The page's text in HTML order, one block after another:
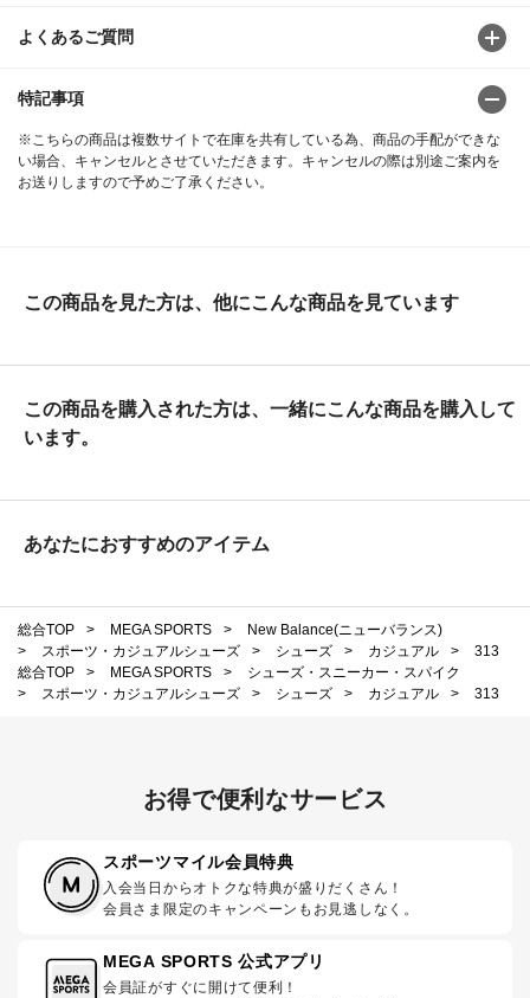
よくあるご質問
特記事項
※こちらの商品は複数サイトで在庫を共有している為、商品の手配ができな
い場合、キャンセルとさせていただきます。キャンセルの際は別途ご案内を
お送りしますので予めご了承ください。
この商品を見た方は、他にこんな商品を見ています
この商品を購入された方は、一緒にこんな商品を購入して
います。
あなたにおすすめのアイテム
総合TOP > MEGA SPORTS >
New Balance(ニューバランス)
>
スポーツ・カジュアルシューズ > シューズ > カジュアル >
313
総合TOP
> MEGA SPORTS >
シューズ・スニーカー・スパイク
>
スポーツ・カジュアルシューズ > シューズ > カジュアル > 313
お得で便利なサービス
スポーツマイル会員特典
入会当日からオトクな特典が盛りだくさん！
会員さま限定のキャンペーンもお見逃しなく。
MEGA SPORTS 公式アプリ
会員証がすぐに開けて便利！